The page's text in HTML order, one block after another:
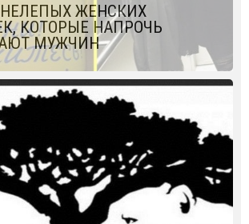
ЖЕНСКИХ
КОТОРЫЕ НАПРОЧЬ
МУЖЧИН